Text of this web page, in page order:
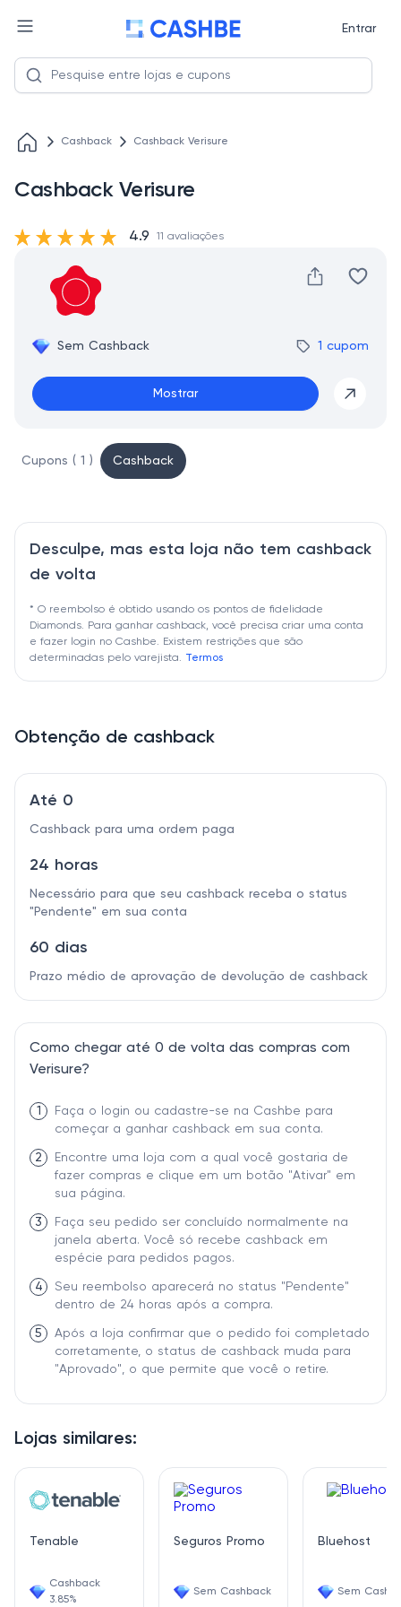
Entrar
Cashback Cashback Verisure
Cashback Verisure
Sem Cashback 1 cupom
Mostrar
4.9 11 avaliações
Lojas similares:
Tenable
Cashback
3.85%
Seguros Promo
Sem Cashback
Bluehost
Sem
Cupons ( 1 ) Cashback
Desculpe, mas esta loja não tem cashback
de volta
* O reembolso é obtido usando os pontos de fidelidade
Diamonds. Para ganhar cashback, você precisa criar uma conta
e fazer login no Cashbe. Existem restrições que são
determinadas pelo varejista. Termos
Obtenção de cashback
Até 0
Cashback para uma ordem paga
24 horas
Necessário para que seu cashback receba o status
"Pendente" em sua conta
60 dias
Prazo médio de aprovação de devolução de cashback
Como chegar até 0 de volta das compras com
Verisure?
1
Faça o login ou cadastre-se na Cashbe para
começar a ganhar cashback em sua conta.
2
Encontre uma loja com a qual você gostaria de
fazer compras e clique em um botão "Ativar" em
sua página.
3
Faça seu pedido ser concluído normalmente na
janela aberta. Você só recebe cashback em
espécie para pedidos pagos.
4
Seu reembolso aparecerá no status "Pendente"
dentro de 24 horas após a compra.
5
Após a loja confirmar que o pedido foi completado
corretamente, o status de cashback muda para
"Aprovado", o que permite que você o retire.